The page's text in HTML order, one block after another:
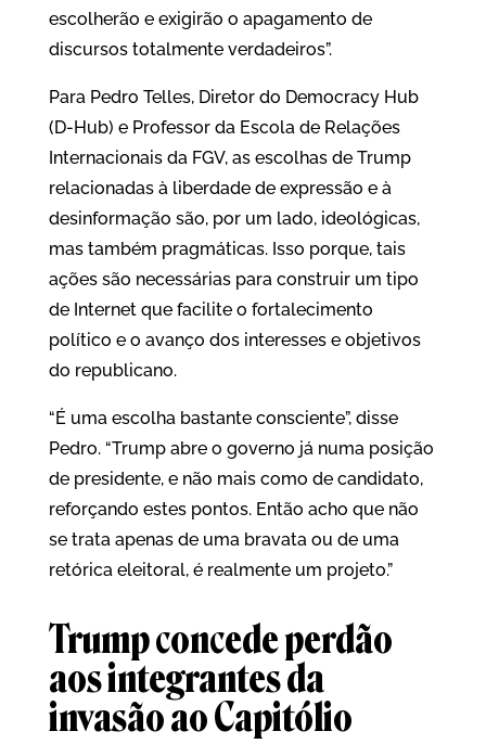
escolherão e exigirão o apagamento de
discursos totalmente verdadeiros”.
Para Pedro Telles, Diretor do Democracy Hub
(D-Hub) e Professor da Escola de Relações
Internacionais da FGV, as escolhas de Trump
relacionadas à liberdade de expressão e à
desinformação são, por um lado, ideológicas,
mas também pragmáticas. Isso porque, tais
ações são necessárias para construir um tipo
de Internet que facilite o fortalecimento
político e o avanço dos interesses e objetivos
do republicano.
“É uma escolha bastante consciente”, disse
Pedro. “Trump abre o governo já numa posição
de presidente, e não mais como de candidato,
reforçando estes pontos. Então acho que não
se trata apenas de uma bravata ou de uma
retórica eleitoral, é realmente um projeto.”
Trump concede perdão
aos integrantes da
invasão ao Capitólio